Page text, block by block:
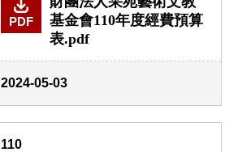
PDF
基金會110年度經費預算
表.pdf
2024-05-03
110